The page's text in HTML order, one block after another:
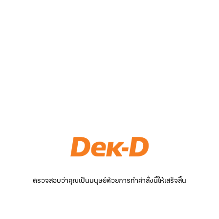
ตรวจสอบว่าคุณเป็นมนุษย์ด้วยการทำคำสั่งนี้ให้เสร็จสิ้น